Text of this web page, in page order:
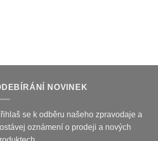
NOVINEK
se k odběru našeho zpravodaje a
oznámení o prodeji a nových